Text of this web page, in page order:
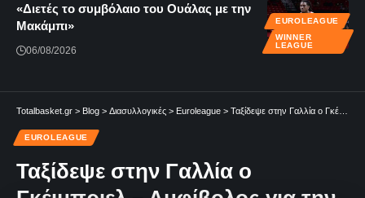
EUROLEAGUE
WINNER
LEAGUE
«Διετές το συμβόλαιο του Ουάλας με την
Μακάμπι»
06/08/2026
Totalbasket.gr > Blog > Διασυλλογικές > Euroleague > Ταξίδεψε στην Γαλλία ο Γκέιμπριελ – Αμφίβολος για την Βιλερμπάν
EUROLEAGUE
Ταξίδεψε στην Γαλλία ο